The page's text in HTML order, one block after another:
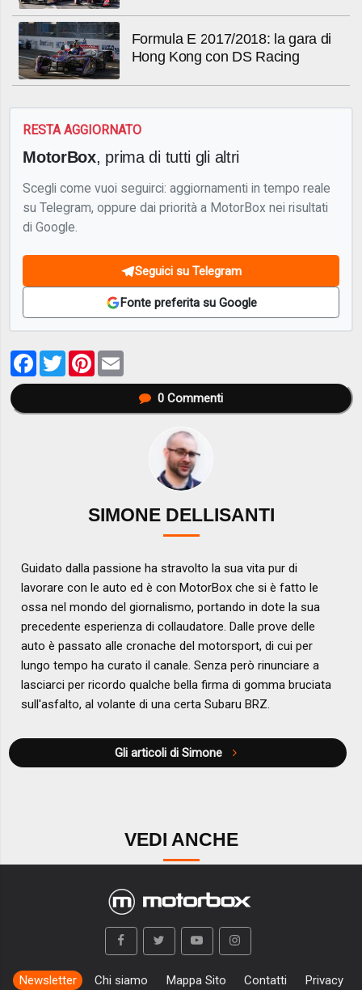
Formula E 2017/2018: la gara di
Hong Kong con DS Racing
RESTA AGGIORNATO
MotorBox, prima di tutti gli altri
Scegli come vuoi seguirci: aggiornamenti in tempo reale
su Telegram, oppure dai priorità a MotorBox nei risultati
di Google.
Seguici su Telegram
Fonte preferita su Google
Facebook
TwitterPinterest
0Commenti
SIMONE DELLISANTI
Guidato dalla passione ha stravolto la sua vita pur di
lavorare con le auto ed è con MotorBox che si è fatto le
ossa nel mondo del giornalismo, portando in dote la sua
precedente esperienza di collaudatore. Dalle prove delle
auto è passato alle cronache del motorsport, di cui per
lungo tempo ha curato il canale. Senza però rinunciare a
lasciarci per ricordo qualche bella firma di gomma bruciata
sull'asfalto, al volante di una certa Subaru BRZ.
Gli articoli di Simone
VEDI ANCHE
Newsletter Chi siamo Mappa Sito Contatti Privacy